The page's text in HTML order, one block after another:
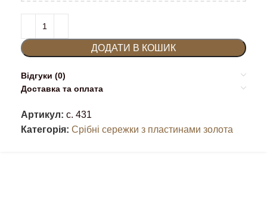
ДОДАТИ В КОШИК
Відгуки (0)
Доставка та оплата
Артикул: с. 431
Категорія: Срібні сережки з пластинами золота